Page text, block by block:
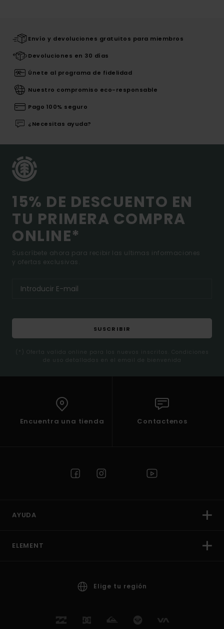
Envío y devoluciones gratuitos para miembros
Devoluciones en 30 días
Únete al programa de fidelidad
Nuestro compromiso eco-responsable
Pago 100% seguro
¿Necesitas ayuda?
15% DE DESCUENTO EN
TU PRIMERA COMPRA
ONLINE*
Suscríbete ahora para recibir las ultimas informaciones
y ofertas exclusivas.
SUSCRIBIR
(*) Oferta valida online para los nuevos inscritos. Condiciones
de uso detalladas en el email de bienvenida
Encuentra una tienda Contactenos
AYUDA
ELEMENT
Elige tu región